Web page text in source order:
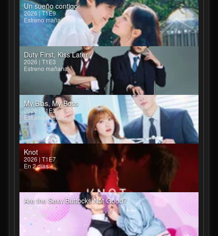
Un sueño contigo
2026 | T1E9
Estreno mañana
Duty First, Kiss Later
2026 | T1E3
Estreno mañana
My Bias, My Boss
2026 | T1E3
Estreno mañana
Knot
2026 | T1E7
En 2 días
Are the Sexy Buttocks Not Good?
2026 | T1E6
En 2 días